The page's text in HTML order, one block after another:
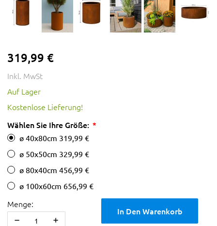
319,99 €
Inkl. MwSt
Auf Lager
Kostenlose Lieferung!
Wählen Sie Ihre Größe:
ø 40x80cm 319,99 €
ø 50x50cm 329,99 €
ø 80x40cm 456,99 €
ø 100x60cm 656,99 €
Menge:
In Den Warenkorb